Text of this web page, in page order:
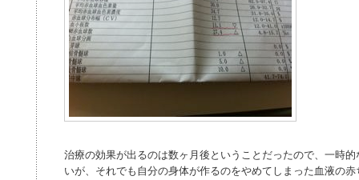
治療の効果が出るのは数ヶ月後ということだったので、一時
いが、それでも自分の身体が作るのをやめてしまった血液の